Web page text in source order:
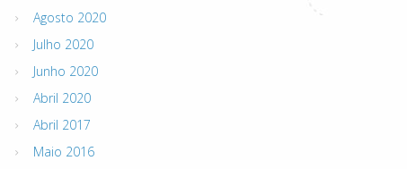
Agosto 2020
Julho 2020
Junho 2020
Abril 2020
Abril 2017
Maio 2016